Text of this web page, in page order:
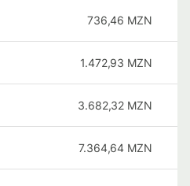
736,46 MZN
1.472,93 MZN
3.682,32 MZN
7.364,64 MZN